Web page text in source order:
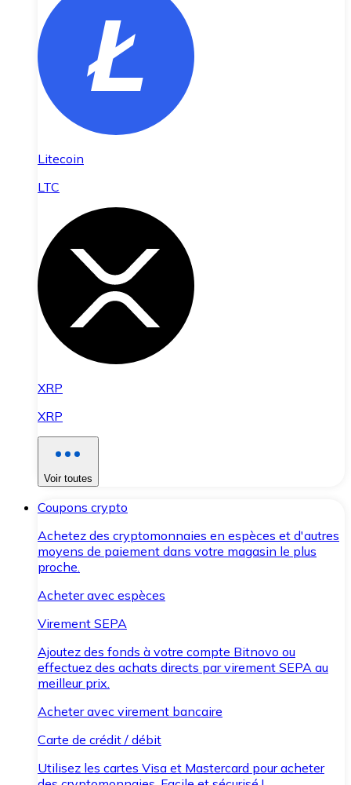
Litecoin
LTC
XRP
XRP
Voir toutes
Coupons crypto
Achetez des cryptomonnaies en espèces et d'autres
moyens de paiement dans votre magasin le plus
proche.
Acheter avec espèces
Virement SEPA
Ajoutez des fonds à votre compte Bitnovo ou
effectuez des achats directs par virement SEPA au
meilleur prix.
Acheter avec virement bancaire
Carte de crédit / débit
Utilisez les cartes Visa et Mastercard pour acheter